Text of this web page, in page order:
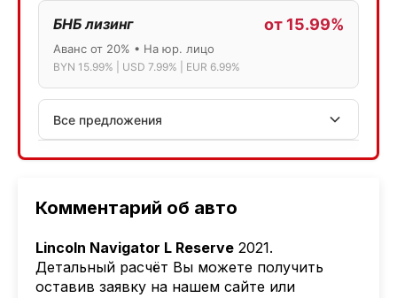
Комментарий об авто
Lincoln Navigator L Reserve 2021.
Детальный расчёт Вы можете получить
оставив заявку на нашем сайте или
БНБ лизинг от 15.99%
Аванс от 20% • На юр. лицо
BYN 15.99% | USD 7.99% | EUR 6.99%
Все предложения
АСБ лизинг
Лизинг: BYN 17% | USD 7.99% | EUR 6.99%
Также доступен кредит "Проще простого" 18.9%